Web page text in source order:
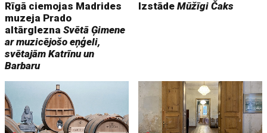
Rīgā ciemojas Madrides
muzeja Prado
altārgleznaSvētā Ģimene
ar muzicējošo eņģeli,
svētajām Katrīnu un
Barbaru
IzstādeMūžīgi Čaks